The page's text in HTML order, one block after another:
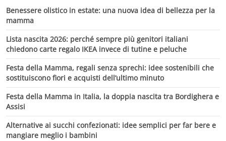
Benessere olistico in estate: una nuova idea di bellezza per la
mamma
Lista nascita 2026: perché sempre più genitori italiani
chiedono carte regalo IKEA invece di tutine e peluche
Festa della Mamma, regali senza sprechi: idee sostenibili che
sostituiscono fiori e acquisti dell’ultimo minuto
Festa della Mamma in Italia, la doppia nascita tra Bordighera e
Assisi
Alternative ai succhi confezionati: idee semplici per far bere e
mangiare meglio i bambini